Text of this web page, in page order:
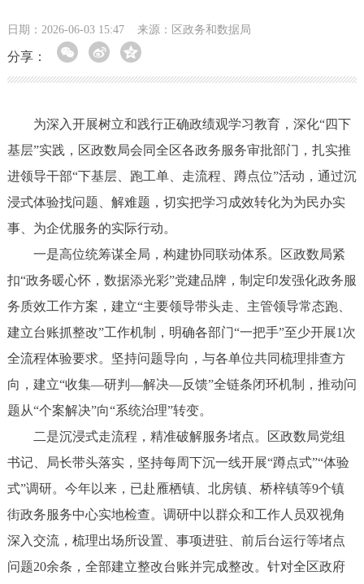
日期：2026-06-03 15:47 来源：区政务和数据局
分享：
为深入开展树立和践行正确政绩观学习教育，深化“四下
基层”实践，区政数局会同全区各政务服务审批部门，扎实推
进领导干部“下基层、跑工单、走流程、蹲点位”活动，通过沉
浸式体验找问题、解难题，切实把学习成效转化为为民办实
事、为企优服务的实际行动。
一是高位统筹谋全局，构建协同联动体系。区政数局紧
扣“政务暖心怀，数据添光彩”党建品牌，制定印发强化政务服
务质效工作方案，建立“主要领导带头走、主管领导常态跑、
建立台账抓整改”工作机制，明确各部门“一把手”至少开展1次
全流程体验要求。坚持问题导向，与各单位共同梳理排查方
向，建立“收集—研判—解决—反馈”全链条闭环机制，推动问
题从“个案解决”向“系统治理”转变。
二是沉浸式走流程，精准破解服务堵点。区政数局党组
书记、局长带头落实，坚持每周下沉一线开展“蹲点式”“体验
式”调研。今年以来，已赴雁栖镇、北房镇、桥梓镇等9个镇
街政务服务中心实地检查。调研中以群众和工作人员双视角
深入交流，梳理出场所设置、事项进驻、前后台运行等堵点
问题20余条，全部建立整改台账并完成整改。针对全区政府